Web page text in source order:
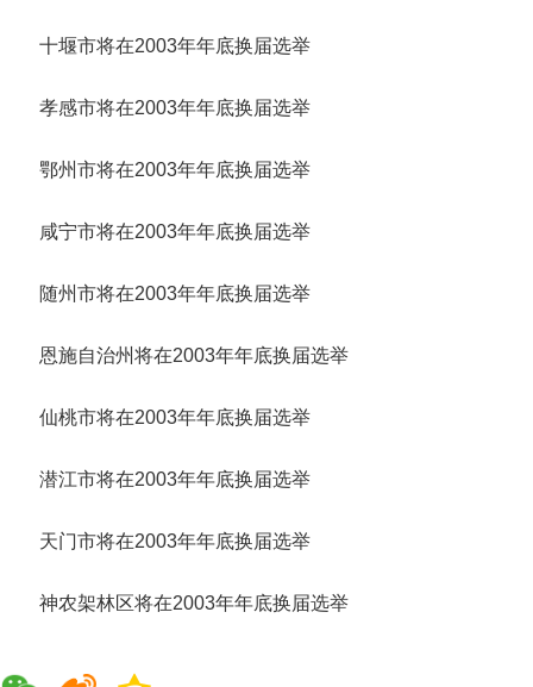
十堰市将在2003年年底换届选举
孝感市将在2003年年底换届选举
鄂州市将在2003年年底换届选举
咸宁市将在2003年年底换届选举
随州市将在2003年年底换届选举
恩施自治州将在2003年年底换届选举
仙桃市将在2003年年底换届选举
潜江市将在2003年年底换届选举
天门市将在2003年年底换届选举
神农架林区将在2003年年底换届选举